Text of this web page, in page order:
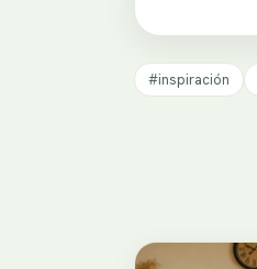
#inspiración